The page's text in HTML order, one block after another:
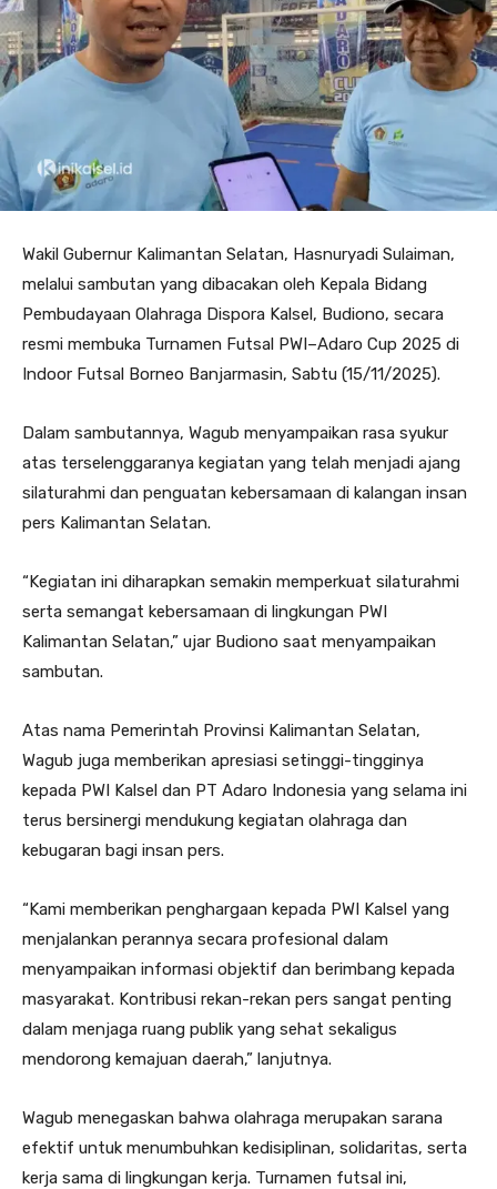
Wakil Gubernur Kalimantan Selatan, Hasnuryadi Sulaiman,
melalui sambutan yang dibacakan oleh Kepala Bidang
Pembudayaan Olahraga Dispora Kalsel, Budiono, secara
resmi membuka Turnamen Futsal PWI–Adaro Cup 2025 di
Indoor Futsal Borneo Banjarmasin, Sabtu (15/11/2025).
Dalam sambutannya, Wagub menyampaikan rasa syukur
atas terselenggaranya kegiatan yang telah menjadi ajang
silaturahmi dan penguatan kebersamaan di kalangan insan
pers Kalimantan Selatan.
“Kegiatan ini diharapkan semakin memperkuat silaturahmi
serta semangat kebersamaan di lingkungan PWI
Kalimantan Selatan,” ujar Budiono saat menyampaikan
sambutan.
Atas nama Pemerintah Provinsi Kalimantan Selatan,
Wagub juga memberikan apresiasi setinggi-tingginya
kepada PWI Kalsel dan PT Adaro Indonesia yang selama ini
terus bersinergi mendukung kegiatan olahraga dan
kebugaran bagi insan pers.
“Kami memberikan penghargaan kepada PWI Kalsel yang
menjalankan perannya secara profesional dalam
menyampaikan informasi objektif dan berimbang kepada
masyarakat. Kontribusi rekan-rekan pers sangat penting
dalam menjaga ruang publik yang sehat sekaligus
mendorong kemajuan daerah,” lanjutnya.
Wagub menegaskan bahwa olahraga merupakan sarana
efektif untuk menumbuhkan kedisiplinan, solidaritas, serta
kerja sama di lingkungan kerja. Turnamen futsal ini,